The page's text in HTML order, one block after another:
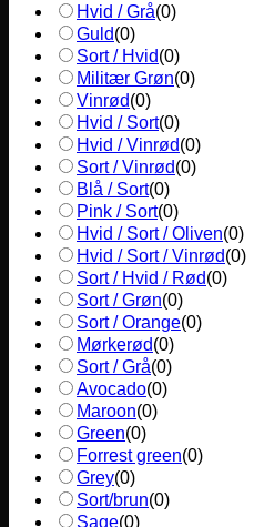
Hvid / Grå(0)
Guld(0)
Sort / Hvid(0)
Militær Grøn(0)
Vinrød(0)
Hvid / Sort(0)
Hvid / Vinrød(0)
Sort / Vinrød(0)
Blå / Sort(0)
Pink / Sort(0)
Hvid / Sort / Oliven(0)
Hvid / Sort / Vinrød(0)
Sort / Hvid / Rød(0)
Sort / Grøn(0)
Sort / Orange(0)
Mørkerød(0)
Sort / Grå(0)
Avocado(0)
Maroon(0)
Green(0)
Forrest green(0)
Grey(0)
Sort/brun(0)
Sage(0)